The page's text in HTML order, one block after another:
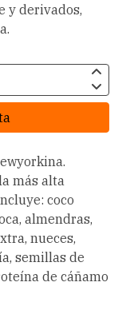
y derivados,
más alta
coco
almendras,
nueces,
semillas de
de cáñamo